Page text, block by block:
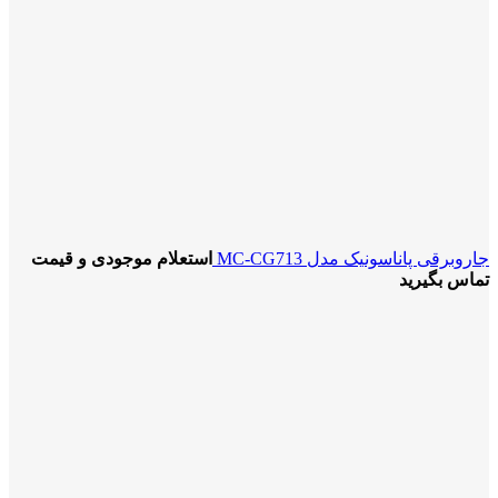
جاروبرقی پاناسونیک مدل MC-CG713
استعلام موجودی و قیمت
تماس بگیرید